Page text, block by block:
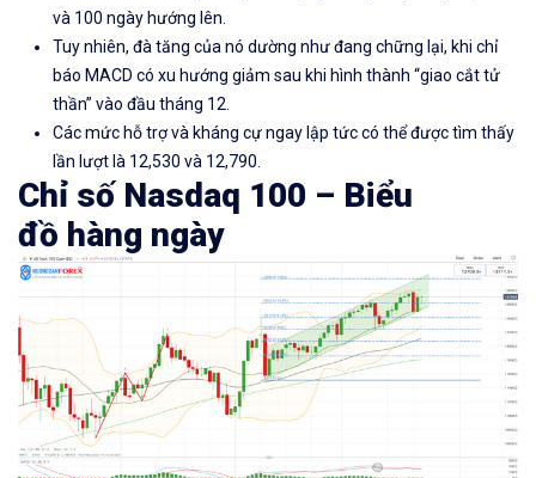
và 100 ngày hướng lên.
Tuy nhiên, đà tăng của nó dường như đang chững lại, khi chỉ
báo MACD có xu hướng giảm sau khi hình thành “giao cắt tử
thần” vào đầu tháng 12.
Các mức hỗ trợ và kháng cự ngay lập tức có thể được tìm thấy
lần lượt là 12,530 và 12,790.
Chỉ số Nasdaq 100 – Biểu
đồ hàng ngày